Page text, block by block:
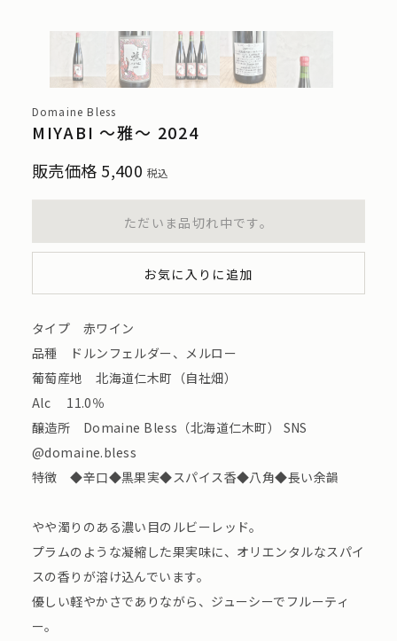
Domaine Bless
MIYABI ～雅～ 2024
販売価格 5,400 税込
ただいま品切れ中です。
お気に入りに追加
タイプ 赤ワイン
品種 ドルンフェルダー、メルロー
葡萄産地 北海道仁木町（自社畑）
Alc 11.0％
醸造所 Domaine Bless（北海道仁木町） SNS
@domaine.bless
特徴 ◆辛口◆黒果実◆スパイス香◆八角◆長い余韻
やや濁りのある濃い目のルビーレッド。
プラムのような凝縮した果実味に、オリエンタルなスパイ
スの香りが溶け込んでいます。
優しい軽やかさでありながら、ジューシーでフルーティ
ー。